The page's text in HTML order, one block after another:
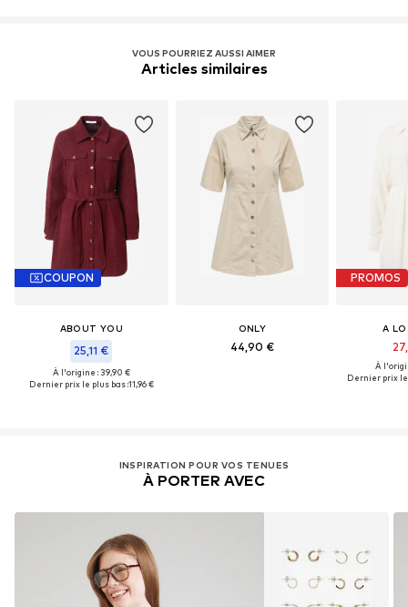
VOUS POURRIEZ AUSSI AIMER
Articles similaires
COUPON
ABOUT YOU
25,11 €
À l'origine : 39,90 €
Dernier prix le plus bas :11,96 €
ONLY
44,90 €
PROMOS
A
À
Dernier prix le
INSPIRATION POUR VOS TENUES
À PORTER AVEC